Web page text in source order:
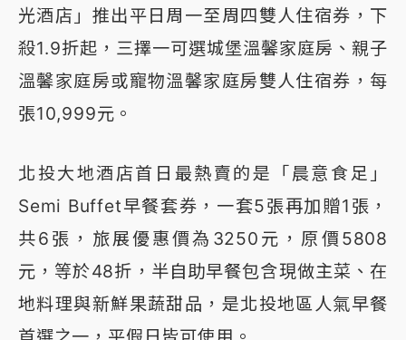
光酒店」推出平日周一至周四雙人住宿券，下
殺1.9折起，三擇一可選城堡溫馨家庭房、親子
溫馨家庭房或寵物溫馨家庭房雙人住宿券，每
張10,999元。
北投大地酒店首日最熱賣的是「晨意食足」
Semi Buffet早餐套券，一套5張再加贈1張，
共6張，旅展優惠價為3250元，原價5808
元，等於48折，半自助早餐包含現做主菜、在
地料理與新鮮果蔬甜品，是北投地區人氣早餐